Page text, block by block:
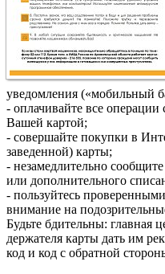
уведомления («мобильный
- оплачивайте все операции
Вашей картой;
- совершайте покупки в
заведенной) карты;
- незамедлительно
или дополнительного
- пользуйтесь
внимание на
Будьте бдительны: главная
держателя карты дать им
код и код с обратной